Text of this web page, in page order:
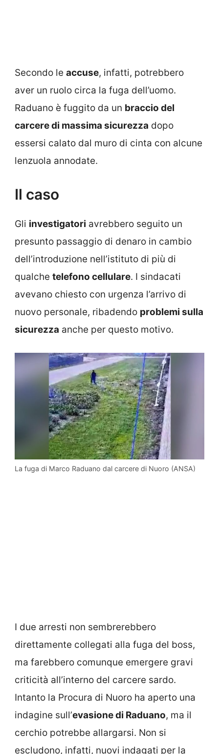
Secondo le accuse, infatti, potrebbero
aver un ruolo circa la fuga dell’uomo.
Raduano è fuggito da un braccio del
carcere di massima sicurezza dopo
essersi calato dal muro di cinta con alcune
lenzuola annodate.
Il caso
Gli investigatori avrebbero seguito un
presunto passaggio di denaro in cambio
dell’introduzione nell’istituto di più di
qualche telefono cellulare. I sindacati
avevano chiesto con urgenza l’arrivo di
nuovo personale, ribadendo problemi sulla
sicurezza anche per questo motivo.
La fuga di Marco Raduano dal carcere di Nuoro (ANSA)
I due arresti non sembrerebbero
direttamente collegati alla fuga del boss,
ma farebbero comunque emergere gravi
criticità all’interno del carcere sardo.
Intanto la Procura di Nuoro ha aperto una
indagine sull’evasione di Raduano, ma il
cerchio potrebbe allargarsi. Non si
escludono, infatti, nuovi indagati per la